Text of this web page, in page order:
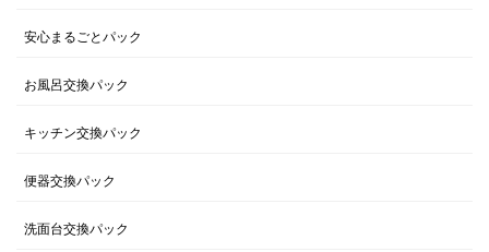
安心まるごとパック
お風呂交換パック
キッチン交換パック
便器交換パック
洗面台交換パック